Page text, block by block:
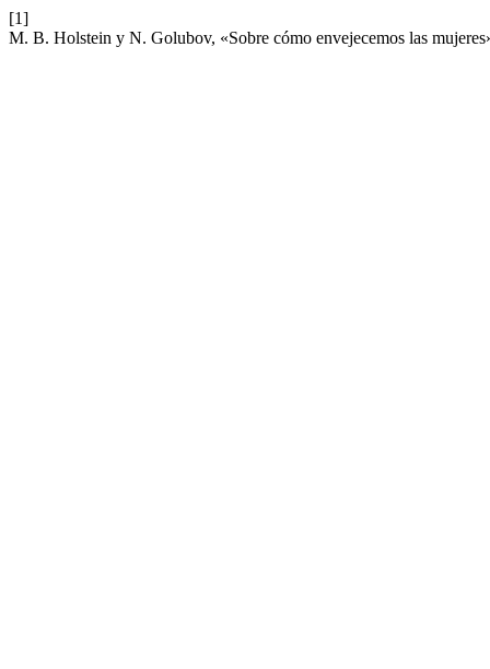
[1]
M. B. Holstein y N. Golubov, «Sobre cómo envejecemos las